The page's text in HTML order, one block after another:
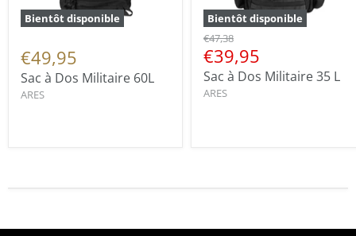
Bientôt disponible
€49,95
Sac à Dos Militaire 60L
ARES
Bientôt disponible
€47,38
€39,95
Sac à Dos Militaire 35 L
ARES